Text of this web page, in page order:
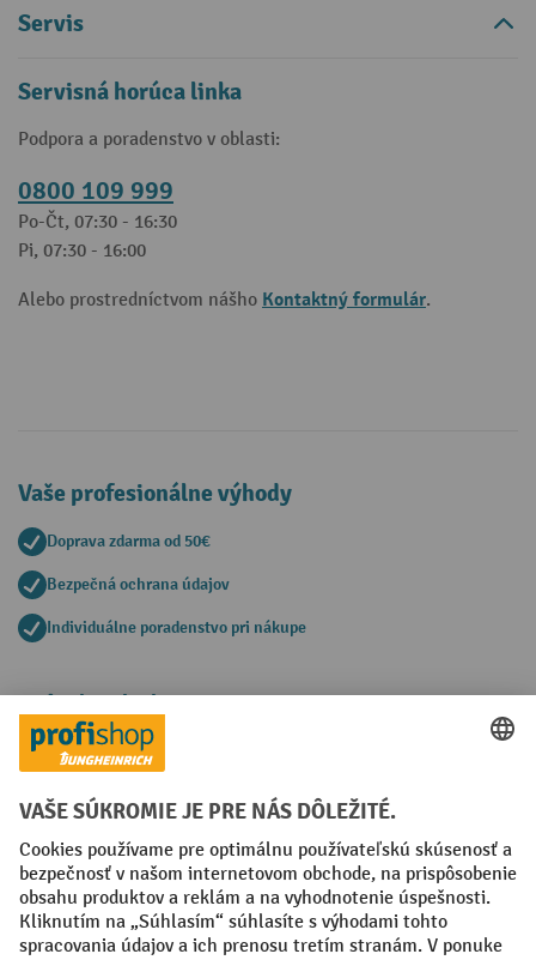
Servis
Servisná horúca linka
Podpora a poradenstvo v oblasti:
0800 109 999
Po-Čt, 07:30 - 16:30
Pi, 07:30 - 16:00
Alebo prostredníctvom nášho Kontaktný formulár.
Vaše profesionálne výhody
Doprava zdarma od 50€
Bezpečná ochrana údajov
Individuálne poradenstvo pri nákupe
Spôsoby platby
Creditcard (Master)Creditcard (Visa)
Faktúra Predplatba
Sociálne siete
Facebook
YouTube
LinkedIn